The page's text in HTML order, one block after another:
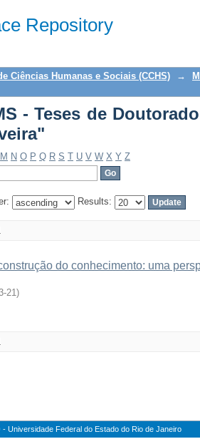
Repository
- Teses de
Ciências Humanas e Sociais (CCHS) →
- Teses de
M N O P Q R S T U V W X Y Z
Results:
do conhecimento: uma
21)
- Universidade Federal do Estado do Rio de Janeiro